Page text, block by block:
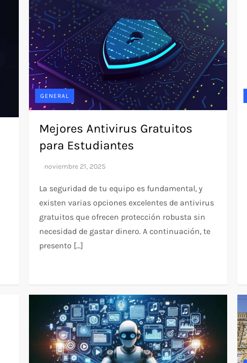
GENERAL
Mejores Antivirus Gratuitos
para Estudiantes
La seguridad de tu equipo es fundamental, y
existen varias opciones excelentes de antivirus
gratuitos que ofrecen protección robusta sin
necesidad de gastar dinero. A continuación, te
presento […]